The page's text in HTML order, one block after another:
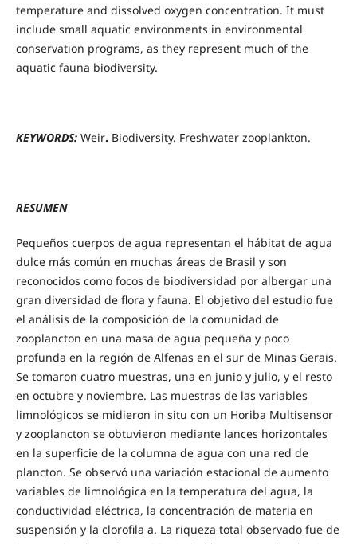
temperature and dissolved oxygen concentration. It must
include small aquatic environments in environmental
conservation programs, as they represent much of the
aquatic fauna biodiversity.
KEYWORDS: Weir. Biodiversity. Freshwater zooplankton.
RESUMEN
Pequeños cuerpos de agua representan el hábitat de agua
dulce más común en muchas áreas de Brasil y son
reconocidos como focos de biodiversidad por albergar una
gran diversidad de flora y fauna. El objetivo del estudio fue
el análisis de la composición de la comunidad de
zooplancton en una masa de agua pequeña y poco
profunda en la región de Alfenas en el sur de Minas Gerais.
Se tomaron cuatro muestras, una en junio y julio, y el resto
en octubre y noviembre. Las muestras de las variables
limnológicos se midieron in situ con un Horiba Multisensor
y zooplancton se obtuvieron mediante lances horizontales
en la superficie de la columna de agua con una red de
plancton. Se observó una variación estacional de aumento
variables de limnológica en la temperatura del agua, la
conductividad eléctrica, la concentración de materia en
suspensión y la clorofila a. La riqueza total observado fue de